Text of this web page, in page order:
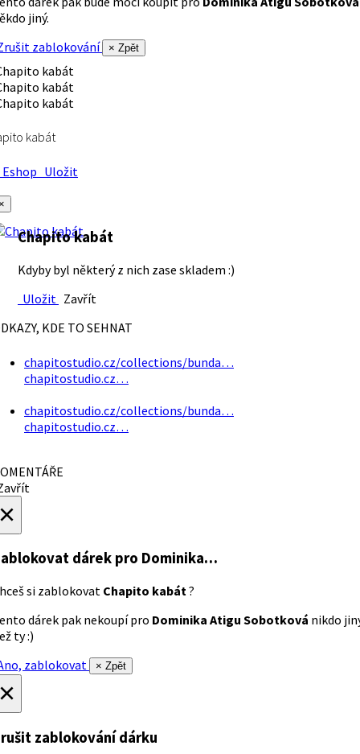
jiný.
zablokování
× Zpět
kabát
Uložit
Chapito kabát
Kdyby byl některý z nich zase skladem :)
Uložit Zavřít
KDE TO SEHNAT
chapitostudio.cz/collections/bunda…
chapitostudio.cz…
chapitostudio.cz/collections/bunda…
chapitostudio.cz…
dárek pro Dominika…
si zablokovat Chapito kabát ?
dárek pak nekoupí pro Dominika Atigu Sobotková nikdo
ty :)
zablokovat
× Zpět
zablokování dárku